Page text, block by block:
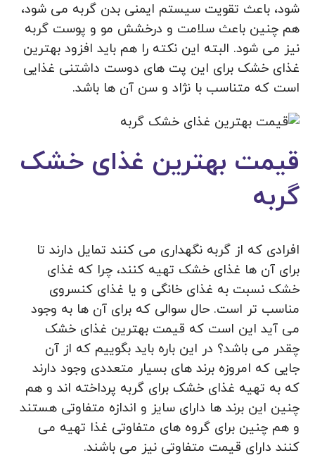
شود، باعث تقویت سیستم ایمنی بدن گربه می شود،
هم چنین باعث سلامت و درخشش مو و پوست گربه
نیز می شود. البته این نکته را هم باید افزود بهترین
غذای خشک برای این پت های دوست داشتنی غذایی
است که متناسب با نژاد و سن آن ها باشد.
قیمت بهترین غذای خشک
گربه
افرادی که از گربه نگهداری می ‌کنند تمایل دارند تا
برای آن ها غذای خشک تهیه کنند، چرا که غذای
خشک نسبت به غذای خانگی و یا غذای کنسروی
مناسب تر است. حال سوالی که برای آن ها به وجود
می ‌آید این است که قیمت بهترین غذای خشک
چقدر می باشد؟ در این باره باید بگوییم که از آن
جایی که امروزه برند های بسیار متعددی وجود دارند
که به تهیه غذای خشک برای گربه پرداخته ‌اند و هم
چنین این برند ها دارای سایز و اندازه متفاوتی هستند
و هم چنین برای گروه های متفاوتی غذا تهیه می
کنند دارای قیمت متفاوتی نیز می باشند.